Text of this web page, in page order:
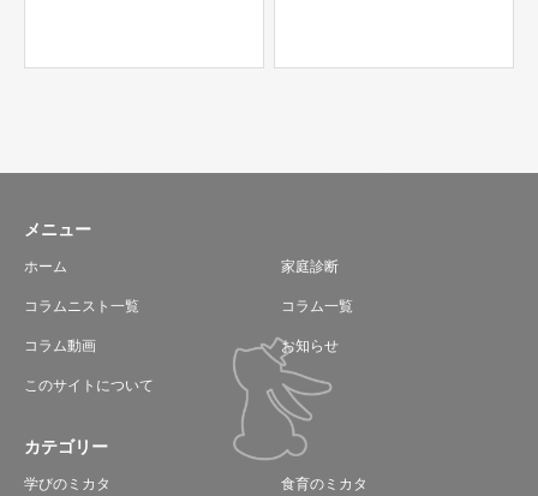
メニュー
ホーム 家庭診断
コラムニスト一覧 コラム一覧
コラム動画 お知らせ
このサイトについて
カテゴリー
学びのミカタ 食育のミカタ